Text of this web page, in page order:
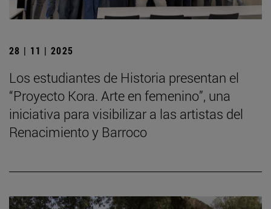
28 | 11 | 2025
Los estudiantes de Historia presentan el
“Proyecto Kora. Arte en femenino”, una
iniciativa para visibilizar a las artistas del
Renacimiento y Barroco